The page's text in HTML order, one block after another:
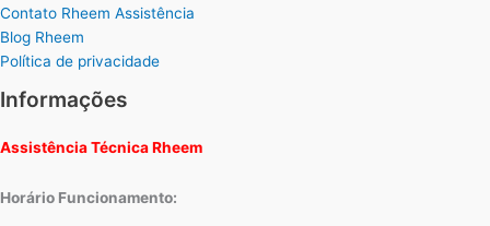
Contato Rheem Assistência
Blog Rheem
Política de privacidade
Informações
Assistência Técnica Rheem
Horário Funcionamento: